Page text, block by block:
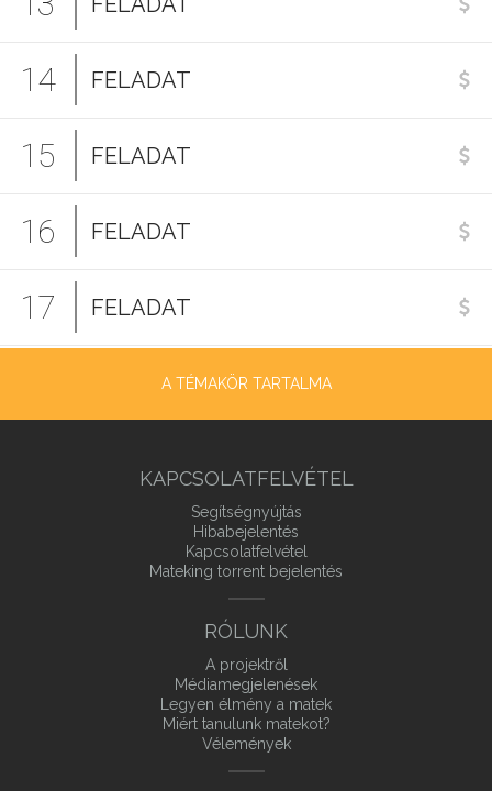
14 FELADAT
15 FELADAT
16 FELADAT
17 FELADAT
A TÉMAKÖR TARTALMA
KAPCSOLATFELVÉTEL
Segítségnyújtás
Hibabejelentés
Kapcsolatfelvétel
Mateking torrent bejelentés
RÓLUNK
A projektről
Médiamegjelenések
Legyen élmény a matek
Miért tanulunk matekot?
Vélemények